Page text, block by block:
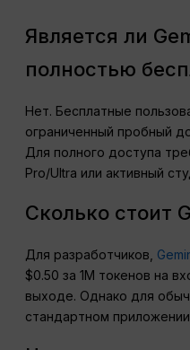
Является ли
полностью
Нет. Бесплатные
ограниченный пробный
Для полного доступа
Pro/Ultra или активный
Сколько стоит
Для разработчиков,
$0.50 за 1М токенов на
выходе. Однако для
стандартном